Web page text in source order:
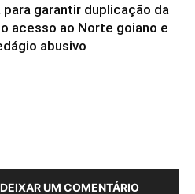
garantir duplicação da
acesso ao Norte goiano e
abusivo
UM COMENTÁRIO